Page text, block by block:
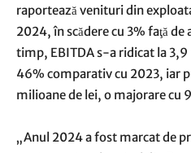
raportează venituri din
2024, în scădere cu 3% faţă de
timp, EBITDA s-a ridicat la 3,9
46% comparativ cu 2023, iar
milioane de lei, o majorare cu
„Anul 2024 a fost marcat de